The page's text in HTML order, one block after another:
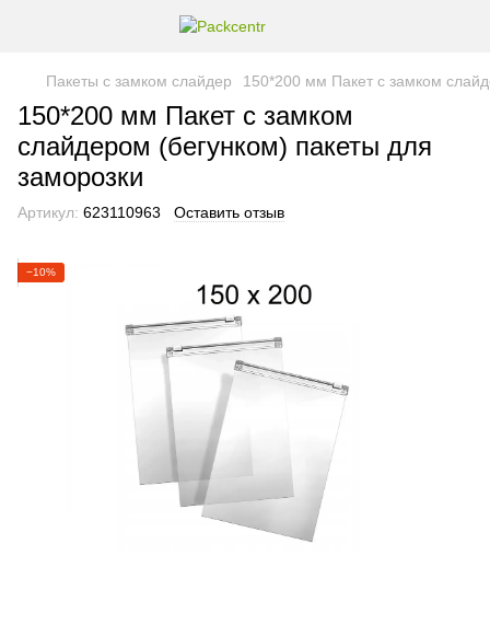
Пакеты с замком слайдер 150*200 мм Пакет с замком
150*200 мм Пакет с замком
слайдером (бегунком) пакеты для
заморозки
Артикул: 623110963 Оставить отзыв
−10%